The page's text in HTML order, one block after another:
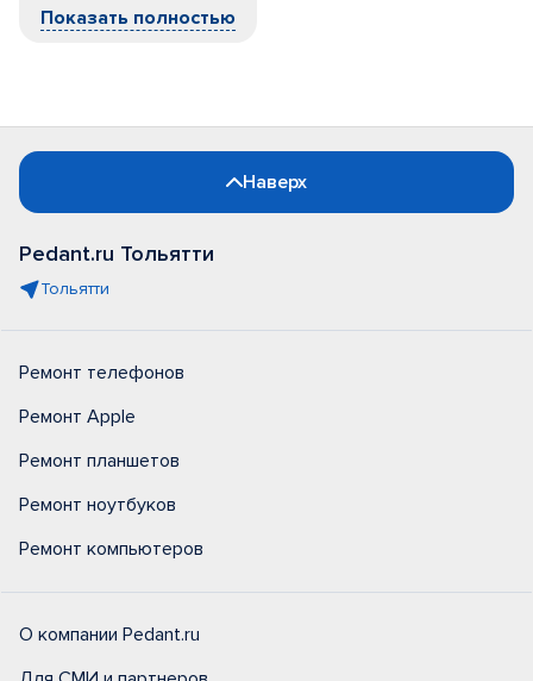
Показать полностью
Наверх
Pedant.ru Тольятти
Тольятти
Ремонт телефонов
Ремонт Apple
Ремонт планшетов
Ремонт ноутбуков
Ремонт компьютеров
О компании Pedant.ru